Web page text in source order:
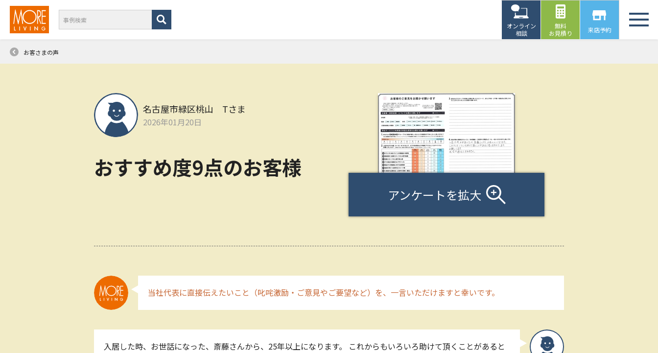
オンライン
相談
無料
お見積り
来店予約
お客さまの声
名古屋市緑区桃山 Tさま
2026年01月20日
おすすめ度9点のお客様
アンケートを拡大
当社代表に直接伝えたいこと（叱咤激励・ご意見やご要望など）を、一言いただけますと幸いです。
入居した時、お世話になった、斎藤さんから、25年以上になります。 これからもいろいろ助けて頂くことがあると